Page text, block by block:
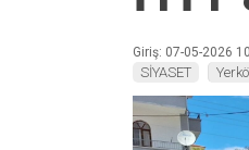
Giriş: 07-05-2026
SİYASET